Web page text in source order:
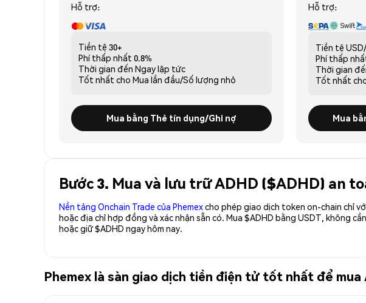
Hỗ trợ:
Tiền tệ 30+
Phí thấp nhất 0.8%
Thời gian đến Ngay lập tức
Tốt nhất cho Mua lần đầu/Số lượng nhỏ
Mua bằng Thẻ tín dụng/Ghi nợ
Hỗ trợ:
Tiền tệ
Phí thấp
Thời gian
Tốt nhất
Mua
Bước 3. Mua và lưu trữ ADHD ($ADHD) an
Nền tảng Onchain Trade của Phemexcho phép giao dịch token on-chain chỉ
hoặc địa chỉ hợp đồng và xác nhận sẵn có. Mua $ADHD bằng USDT, không
hoặc giữ $ADHD ngay hôm nay.
Phemex là sàn giao dịch tiền điện tử tốt nhất để mua